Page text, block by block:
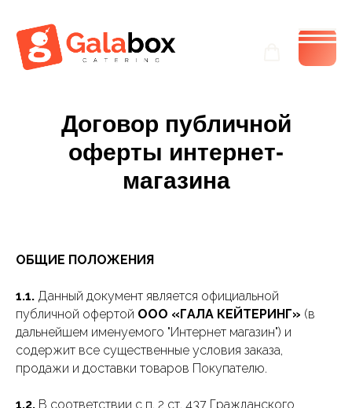
Договор публичной
оферты интернет-
магазина
ОБЩИЕ ПОЛОЖЕНИЯ
1.1. Данный документ является официальной
публичной офертой ООО «ГАЛА КЕЙТЕРИНГ» (в
дальнейшем именуемого "Интернет магазин") и
содержит все существенные условия заказа,
продажи и доставки товаров Покупателю.
1.2. В соответствии с п. 2 ст. 437 Гражданского